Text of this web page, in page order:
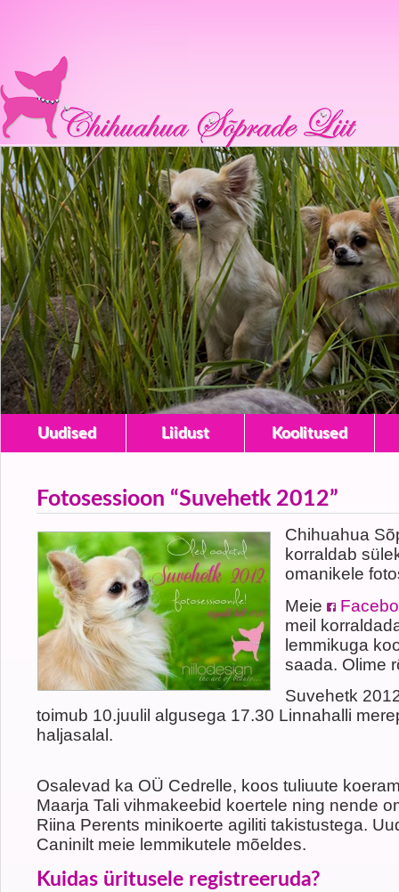
Uudised Liidust Koolitused
Fotosessioon “Suvehetk 2012”
Chihuahua
korraldab
omanikele
Meie
meil
lemmikuga
saada. Olime
Suvehetk
toimub 10.juulil algusega 17.30 Linnahalli
haljasalal.
Osalevad ka OÜ Cedrelle, koos tuliuute
Maarja Tali vihmakeebid koertele ning nende
Riina Perents minikoerte agiliti takistustega.
Caninilt meie lemmikutele mõeldes.
Kuidas üritusele registreeruda?